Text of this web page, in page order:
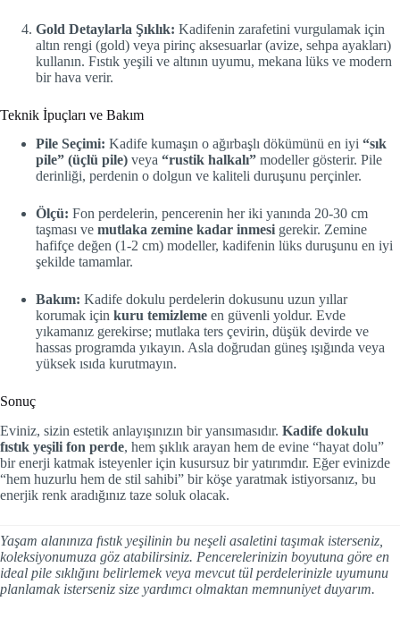
Gold Detaylarla Şıklık: Kadifenin zarafetini vurgulamak için
altın rengi (gold) veya pirinç aksesuarlar (avize, sehpa ayakları)
kullanın. Fıstık yeşili ve altının uyumu, mekana lüks ve modern
bir hava verir.
Teknik İpuçları ve Bakım
Pile Seçimi: Kadife kumaşın o ağırbaşlı dökümünü en iyi “sık
pile” (üçlü pile) veya “rustik halkalı” modeller gösterir. Pile
derinliği, perdenin o dolgun ve kaliteli duruşunu perçinler.
Ölçü: Fon perdelerin, pencerenin her iki yanında 20-30 cm
taşması ve mutlaka zemine kadar inmesi gerekir. Zemine
hafifçe değen (1-2 cm) modeller, kadifenin lüks duruşunu en iyi
şekilde tamamlar.
Bakım: Kadife dokulu perdelerin dokusunu uzun yıllar
korumak için kuru temizleme en güvenli yoldur. Evde
yıkamanız gerekirse; mutlaka ters çevirin, düşük devirde ve
hassas programda yıkayın. Asla doğrudan güneş ışığında veya
yüksek ısıda kurutmayın.
Sonuç
Eviniz, sizin estetik anlayışınızın bir yansımasıdır. Kadife dokulu
fıstık yeşili fon perde, hem şıklık arayan hem de evine “hayat dolu”
bir enerji katmak isteyenler için kusursuz bir yatırımdır. Eğer evinizde
“hem huzurlu hem de stil sahibi” bir köşe yaratmak istiyorsanız, bu
enerjik renk aradığınız taze soluk olacak.
Yaşam alanınıza fıstık yeşilinin bu neşeli asaletini taşımak isterseniz,
koleksiyonumuza göz atabilirsiniz. Pencerelerinizin boyutuna göre en
ideal pile sıklığını belirlemek veya mevcut tül perdelerinizle uyumunu
planlamak isterseniz size yardımcı olmaktan memnuniyet duyarım.